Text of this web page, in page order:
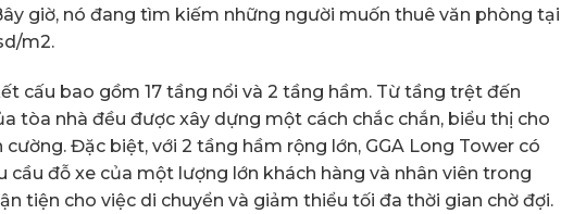
giờ, nó đang tìm kiếm những người muốn thuê văn phòng tại
m2.
cấu bao gồm 17 tầng nổi và 2 tầng hầm. Từ tầng trệt đến
tòa nhà đều được xây dựng một cách chắc chắn, biểu thị cho
Đặc biệt, với 2 tầng hầm rộng lớn, GGA Long Tower có
cầu đỗ xe của một lượng lớn khách hàng và nhân viên trong
tiện cho việc di chuyển và giảm thiểu tối đa thời gian chờ đợi.